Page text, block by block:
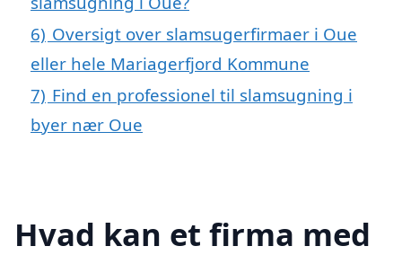
6) Oversigt over slamsugerfirmaer i Oue
eller hele Mariagerfjord Kommune
7) Find en professionel til slamsugning i
byer nær Oue
Hvad kan et firma med